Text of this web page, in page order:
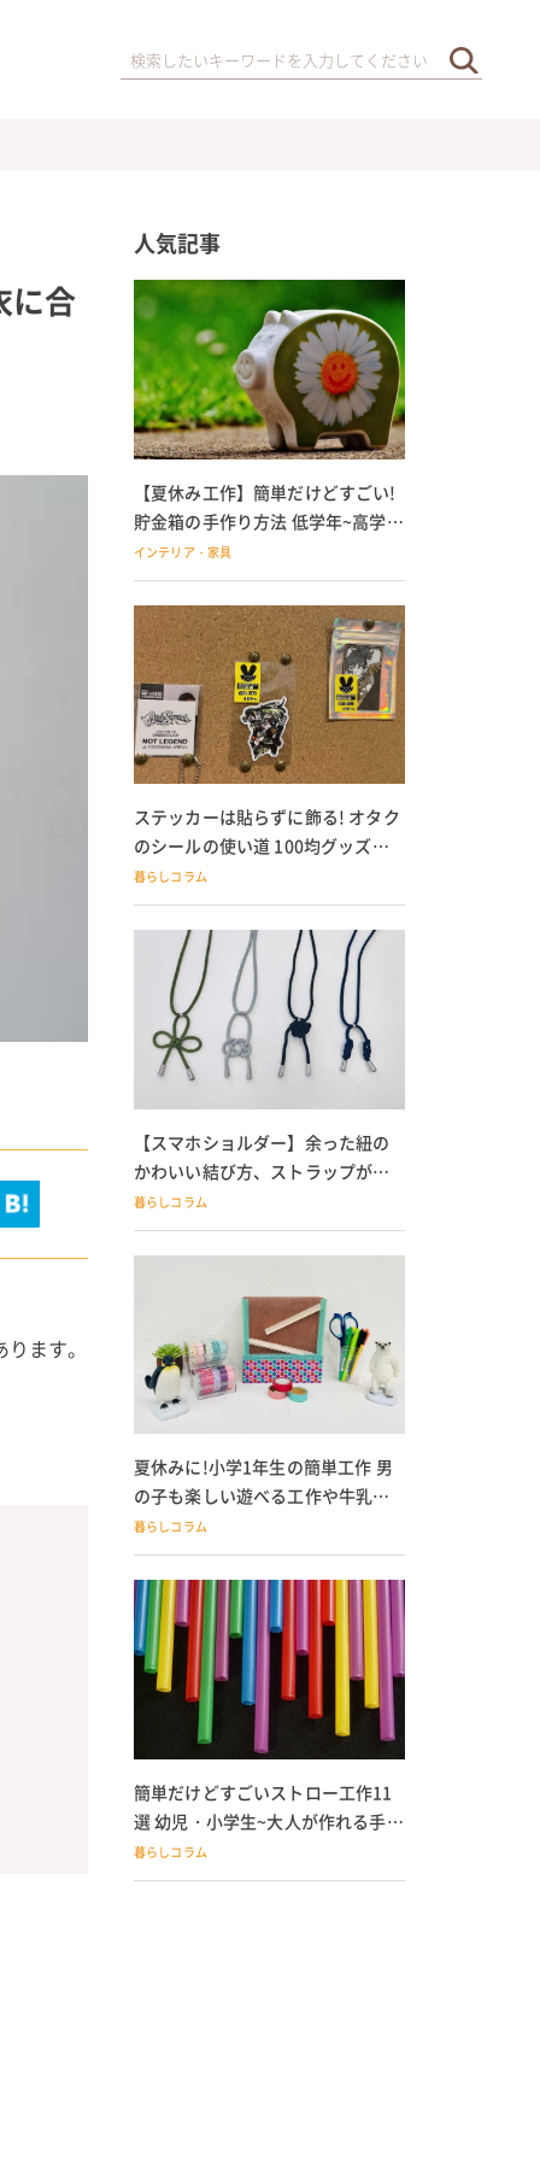
に合
ます。
人気記事
【夏休み工作】簡単だけどすごい!
貯金箱の手作り方法 低学年~高学年
の子どもにも
インテリア・家具
ステッカーは貼らずに飾る! オタク
のシールの使い道 100均グッズで
の飾り方も
暮らしコラム
【スマホショルダー】余った紐の
かわいい結び方、ストラップが落
ちる人必見
暮らしコラム
夏休みに!小学1年生の簡単工作 男
の子も楽しい遊べる工作や牛乳パ
ック貯金箱も
暮らしコラム
簡単だけどすごいストロー工作11
選 幼児・小学生~大人が作れる手作
りおもちゃ
暮らしコラム